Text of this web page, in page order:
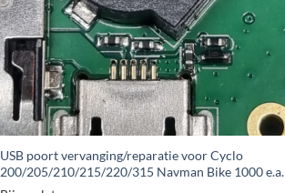
+
USB poort vervanging/reparatie voor Cyclo
200/205/210/215/220/315 Navman Bike 1000 e.a.